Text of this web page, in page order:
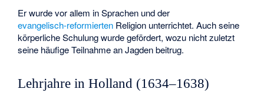
Er wurde vor allem in Sprachen und der
evangelisch-reformierten Religion unterrichtet. Auch seine
körperliche Schulung wurde gefördert, wozu nicht zuletzt
seine häufige Teilnahme an Jagden beitrug.
Lehrjahre in Holland (1634–1638)